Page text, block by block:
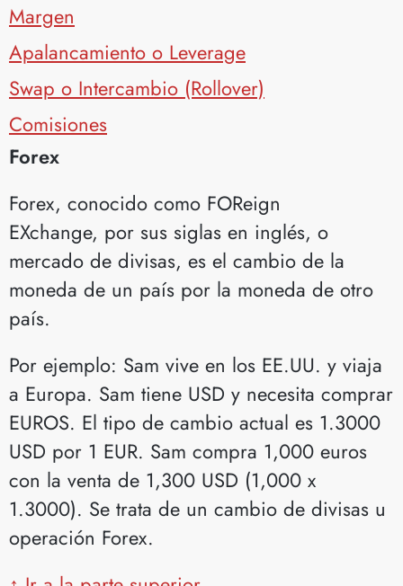
Margen
Apalancamiento o Leverage
Swap o Intercambio (Rollover)
Comisiones
Forex
Forex, conocido como FOReign
EXchange, por sus siglas en inglés, o
mercado de divisas, es el cambio de la
moneda de un país por la moneda de otro
país.
Por ejemplo: Sam vive en los EE.UU. y viaja
a Europa. Sam tiene USD y necesita comprar
EUROS. El tipo de cambio actual es 1.3000
USD por 1 EUR. Sam compra 1,000 euros
con la venta de 1,300 USD (1,000 x
1.3000). Se trata de un cambio de divisas u
operación Forex.